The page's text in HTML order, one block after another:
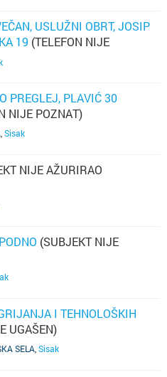
USLUŽNI OBRT, JOSIP
19 (TELEFON NIJE
PREGLEJ, PLAVIĆ 30
NIJE POZNAT)
Sisak
NIJE AŽURIRAO
(SUBJEKT NIJE
I TEHNOLOŠKIH
UGAŠEN)
SELA Sisak